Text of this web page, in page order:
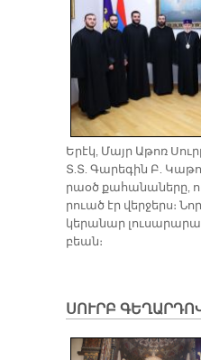
Ե­րէկ, Մայր Ա­թոռ
Տ.Տ. Գա­րե­գին Բ.
րաօծ քա­հա­նա­նե­րը,
րուած էր վեր­ջերս։
կե­րա­նար
բեան։
ՍՈՒՐԲ